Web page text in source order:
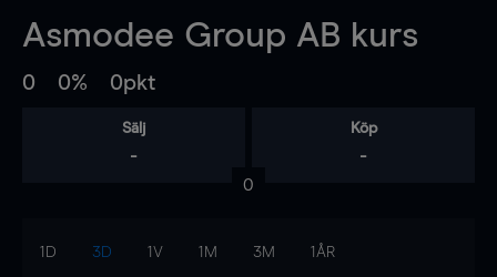
Asmodee Group AB kurs
0 0% 0pkt
Sälj
-
Köp
-
0
1D 3D 1V 1M 3M 1ÅR